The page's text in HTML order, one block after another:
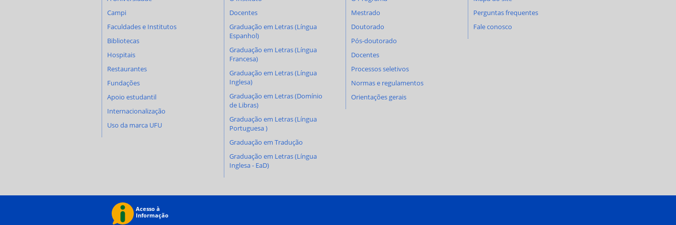
Campi
Faculdades e Institutos
Bibliotecas
Hospitais
Restaurantes
Fundações
Apoio estudantil
Internacionalização
Uso da marca UFU
Docentes
Graduação em Letras (Língua
Espanhol)
Graduação em Letras (Língua
Francesa)
Graduação em Letras (Língua
Inglesa)
Graduação em Letras (Domínio
de Libras)
Graduação em Letras (Língua
Portuguesa )
Graduação em Tradução
Graduação em Letras (Língua
Inglesa - EaD)
Mestrado
Doutorado
Pós-doutorado
Docentes
Processos seletivos
Normas e regulamentos
Orientações gerais
Perguntas frequentes
Fale conosco